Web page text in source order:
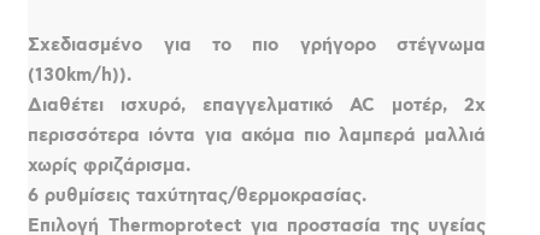
Σχεδιασμένο για το πιο γρήγορo στέγνωμα
(130km/h)).
Διαθέτει ισχυρό, επαγγελματικό AC μοτέρ, 2x
περισσότερα ιόντα για ακόμα πιο λαμπερά μαλλιά
χωρίς φριζάρισμα.
6 ρυθμίσεις ταχύτητας/θερμοκρασίας.
Επιλογή Thermoprotect για προστασία της υγείας